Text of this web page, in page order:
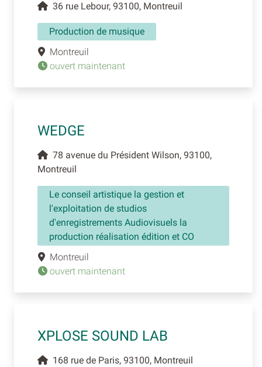
36 rue Lebour, 93100, Montreuil
Production de musique
Montreuil
ouvert maintenant
WEDGE
78 avenue du Président Wilson, 93100,
Montreuil
Le conseil artistique la gestion et
l'exploitation de studios
d'enregistrements Audiovisuels la
production réalisation édition et CO
Montreuil
ouvert maintenant
XPLOSE SOUND LAB
168 rue de Paris, 93100, Montreuil